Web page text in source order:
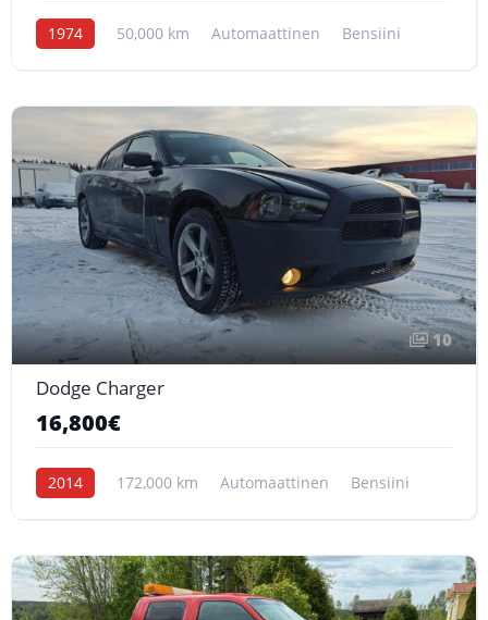
1974 50,000 km Automaattinen Bensiini
10
Dodge Charger
16,800€
2014 172,000 km Automaattinen Bensiini